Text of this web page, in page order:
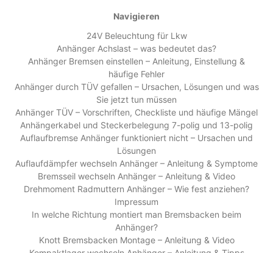
Navigieren
24V Beleuchtung für Lkw
Anhänger Achslast – was bedeutet das?
Anhänger Bremsen einstellen – Anleitung, Einstellung &
häufige Fehler
Anhänger durch TÜV gefallen – Ursachen, Lösungen und was
Sie jetzt tun müssen
Anhänger TÜV – Vorschriften, Checkliste und häufige Mängel
Anhängerkabel und Steckerbelegung 7-polig und 13-polig
Auflaufbremse Anhänger funktioniert nicht – Ursachen und
Lösungen
Auflaufdämpfer wechseln Anhänger – Anleitung & Symptome
Bremsseil wechseln Anhänger – Anleitung & Video
Drehmoment Radmuttern Anhänger – Wie fest anziehen?
Impressum
In welche Richtung montiert man Bremsbacken beim
Anhänger?
Knott Bremsbacken Montage – Anleitung & Video